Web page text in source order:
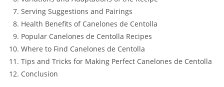
Serving Suggestions and Pairings
Health Benefits of Canelones de Centolla
Popular Canelones de Centolla Recipes
Where to Find Canelones de Centolla
Tips and Tricks for Making Perfect Canelones de Centolla
Conclusion